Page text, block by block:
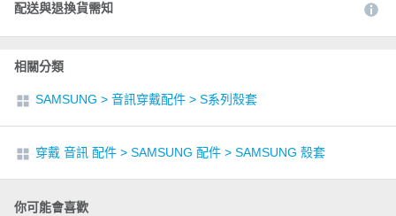
配送與退換貨需知
相關分類
SAMSUNG > 音訊穿戴配件 > S系列殼套
穿戴 音訊 配件 > SAMSUNG 配件 > SAMSUNG 殼套
你可能會喜歡